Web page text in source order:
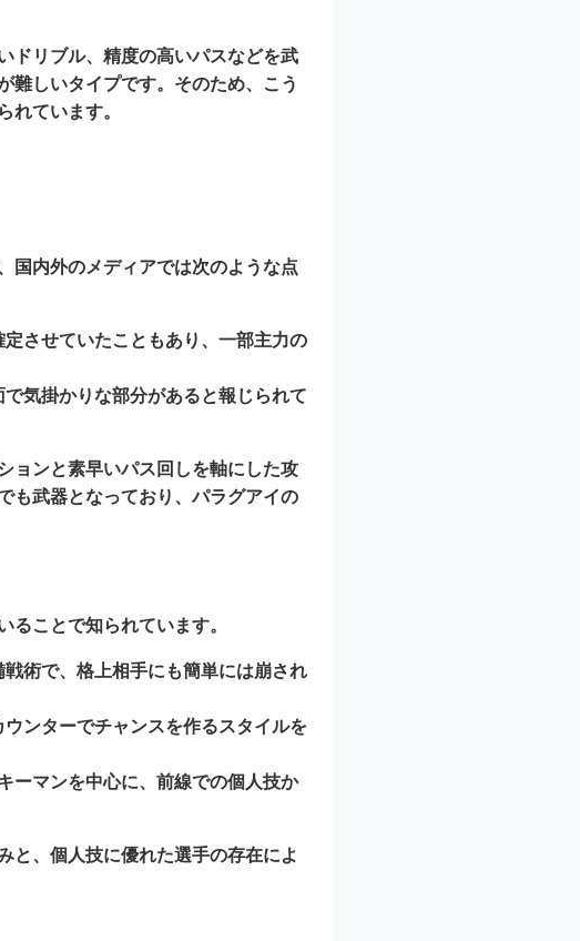
ドリブル、精度の高いパスなどを武
難しいタイプです。そのため、こう
れています。
国内外のメディアでは次のような点
させていたこともあり、一部主力の
気掛かりな部分があると報じられて
ョンと素早いパス回しを軸にした攻
も武器となっており、パラグアイの
ことで知られています。
術で、格上相手にも簡単には崩され
ンターでチャンスを作るスタイルを
ーマンを中心に、前線での個人技か
と、個人技に優れた選手の存在によ